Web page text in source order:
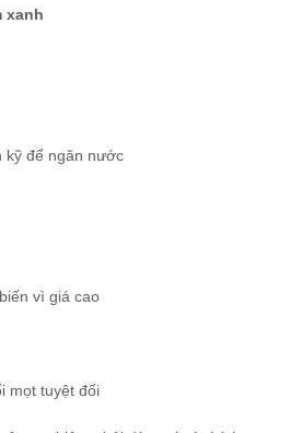
xanh
kỹ để ngăn nước
vì giá cao
mọt tuyệt đối